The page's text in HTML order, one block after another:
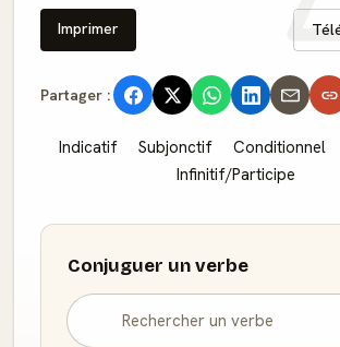
Imprimer
Partager :
Indicatif Subjonctif Conditionnel
Infinitif/Participe
Conjuguer un verbe